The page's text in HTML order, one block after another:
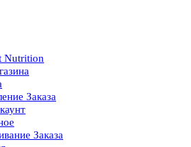
Nutrition
Заказа
Заказа